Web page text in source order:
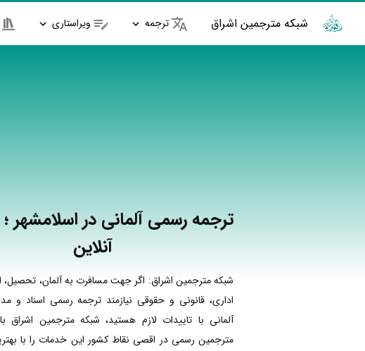
شبکه مترجمین اشراق ترجمه ویراستاری
ترجمه رسمی آلمانی در اسلامشهر
آنلاین
شبکه مترجمین اشراق: اگر جهت مسافرت به آلمان، تحصیل،
اداری، قانونی و حقوقی نیازمند ترجمه رسمی اسناد و
آلمانی با تاییدات لازم هستید، شبکه مترجمین اشراق
مترجمین رسمی در اقصی نقاط کشور این خدمات را با